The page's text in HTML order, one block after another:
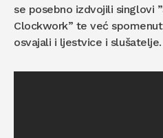
se posebno izdvojili singlovi
Clockwork” te već
osvajali i ljestvice i slušatelje.